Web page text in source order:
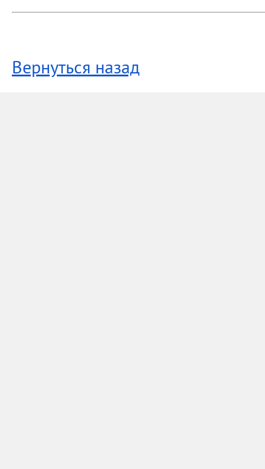
Вернуться назад